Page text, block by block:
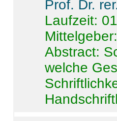
Prof. Dr.
Laufzeit:
Abstract:
welche